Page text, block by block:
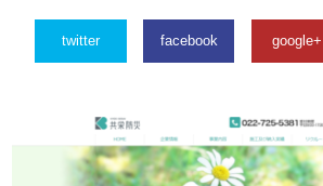
twitter facebook google+